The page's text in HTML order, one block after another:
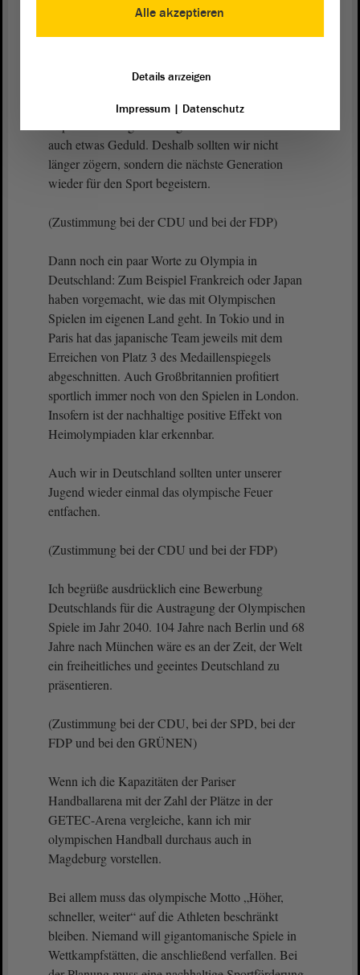
in der dritten Klasse äußerst sinnvoll.
Maßnahmen zur Nachwuchsförderung zeigen in
der Regel etwa acht Jahre nach ihrer
auch etwas Geduld. Deshalb sollten wir nicht
länger zögern, sondern die nächste Generation
wieder für den Sport begeistern.
(Zustimmung bei der CDU und bei der FDP)
Dann noch ein paar Worte zu Olympia in
Deutschland: Zum Beispiel Frankreich oder Japan
haben vorgemacht, wie das mit Olympischen
Spielen im eigenen Land geht. In Tokio und in
Paris hat das japanische Team jeweils mit dem
Erreichen von Platz 3 des Medaillenspiegels
abgeschnitten. Auch Großbritannien profitiert
sportlich immer noch von den Spielen in London.
Insofern ist der nachhaltige positive Effekt von
Heimolympiaden klar erkennbar.
Auch wir in Deutschland sollten unter unserer
Jugend wieder einmal das olympische Feuer
entfachen.
(Zustimmung bei der CDU und bei der FDP)
Ich begrüße ausdrücklich eine Bewerbung
Deutschlands für die Austragung der Olympischen
Spiele im Jahr 2040. 104 Jahre nach Berlin und 68
Jahre nach München wäre es an der Zeit, der Welt
ein freiheitliches und geeintes Deutschland zu
präsentieren.
(Zustimmung bei der CDU, bei der SPD, bei der
FDP und bei den GRÜNEN)
Wenn ich die Kapazitäten der Pariser
Handballarena mit der Zahl der Plätze in der
GETEC-Arena vergleiche, kann ich mir
olympischen Handball durchaus auch in
Magdeburg vorstellen.
Bei allem muss das olympische Motto „Höher,
schneller, weiter“ auf die Athleten beschränkt
bleiben. Niemand will gigantomanische Spiele in
Wettkampfstätten, die anschließend verfallen. Bei
Alle akzeptieren
Details anzeigen
Impressum| Datenschutz